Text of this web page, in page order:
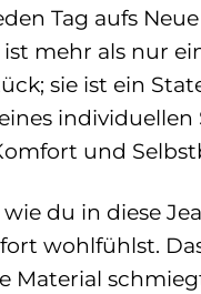
Tag aufs
ist mehr als nur
sie ist ein
individuellen
und
du in diese
wohlfühlst.
Material